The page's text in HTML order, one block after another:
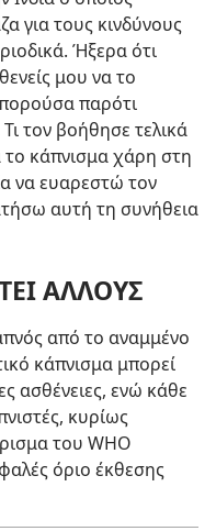
για τους κινδύνους
Ήξερα ότι
μου να το
παρότι
τον βοήθησε τελικά
το κάπνισμα χάρη στη
να ευαρεστώ τον
αυτή τη συνήθεια
ΑΛΛΟΥΣ
από το αναμμένο
κάπνισμα μπορεί
ασθένειες, ενώ κάθε
κυρίως
του WHO
όριο έκθεσης